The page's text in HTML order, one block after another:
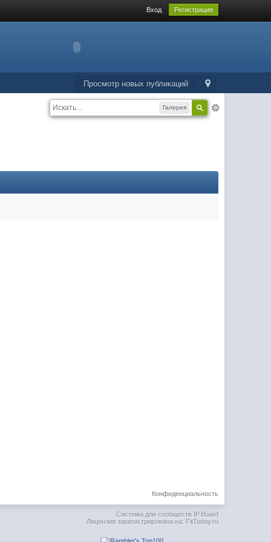
Вход Регистрация
Просмотр новых публикаций
Галерея
Конфиденциальность
Система для сообществ IP.Board
Лицензия зарегистрирована на: FitToday.ru